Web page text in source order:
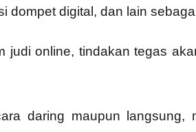
dompet digital, dan lain
judi online, tindakan tegas
daring maupun langsung,